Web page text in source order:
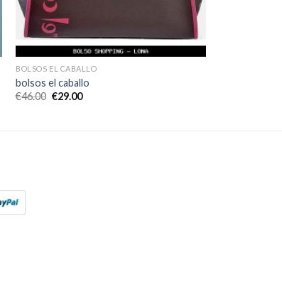
BOLSOS EL CABALLO
bolsos el caballo
€46.00 €29.00